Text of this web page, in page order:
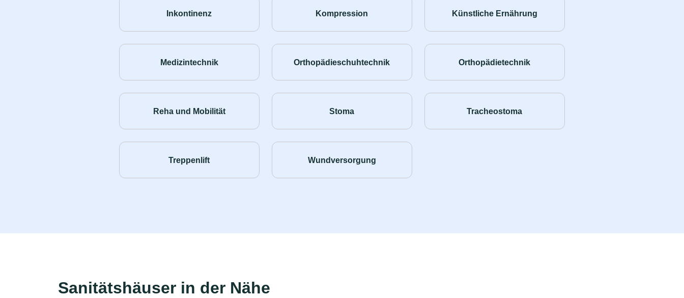
Inkontinenz Kompression Künstliche Ernährung
Medizintechnik Orthopädieschuhtechnik Orthopädietechnik
Reha und Mobilität Stoma Tracheostoma
Treppenlift Wundversorgung
Sanitätshäuser in der Nähe